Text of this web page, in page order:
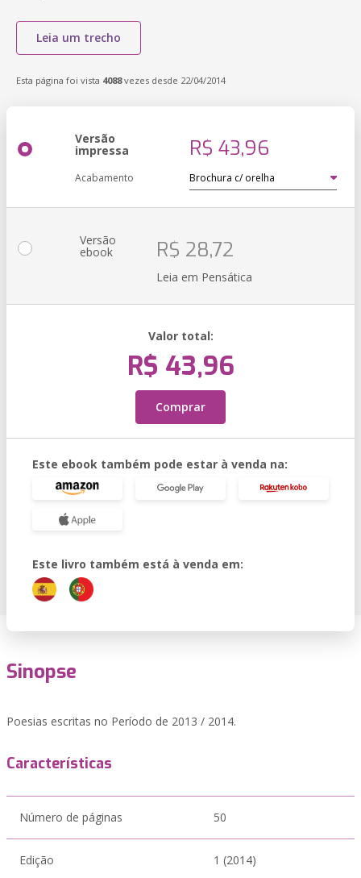
Leia um trecho
Esta página foi vista 4088vezes desde 22/04/2014
Versão
impressa R$ 43,96
Acabamento
Versão
ebook R$ 28,72
Leia em Pensática
Valor total:
R$ 43,96
Comprar
Este ebook também pode estar à venda na:
Este livro também está à venda em:
Sinopse
Poesias escritas no Período de 2013 / 2014.
Características
Número de páginas 50
Edição 1 (2014)